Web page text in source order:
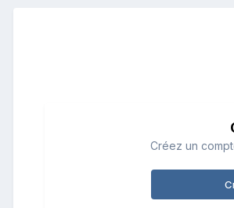
Créez un